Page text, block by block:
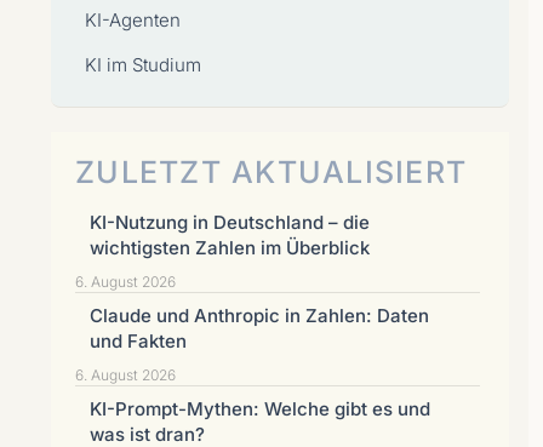
KI-Agenten
KI im Studium
ZULETZT AKTUALISIERT
KI-Nutzung in Deutschland – die
wichtigsten Zahlen im Überblick
6. August 2026
Claude und Anthropic in Zahlen: Daten
und Fakten
6. August 2026
KI-Prompt-Mythen: Welche gibt es und
was ist dran?